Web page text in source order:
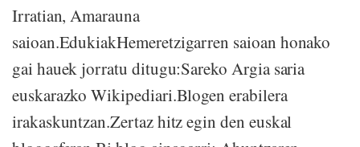
Irratian, Amarauna
saioan.EdukiakHemeretzigarren saioan honako
gai hauek jorratu ditugu:Sareko Argia saria
euskarazko Wikipediari.Blogen erabilera
irakaskuntzan.Zertaz hitz egin den euskal